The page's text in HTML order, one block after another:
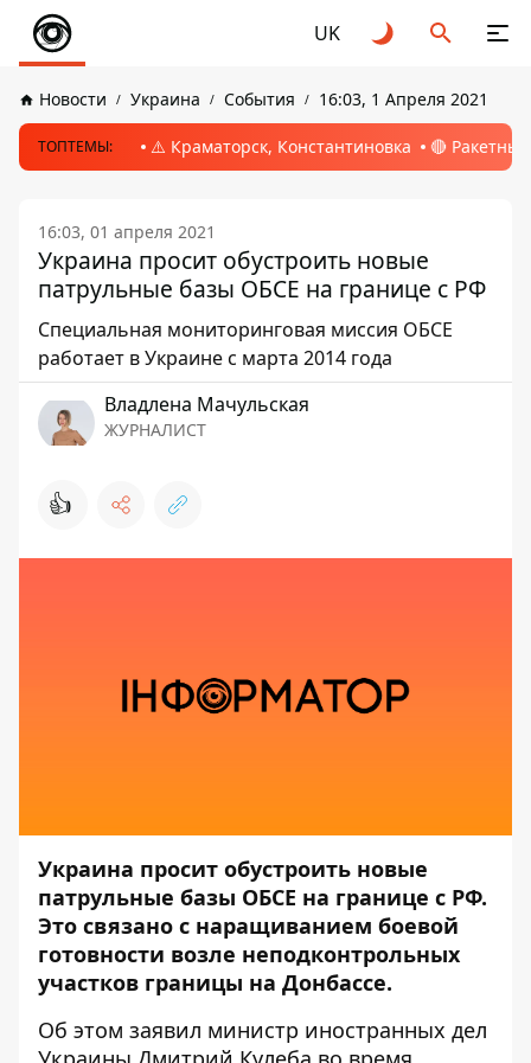
UK
Новости Украина События 16:03, 1 Апреля 2021
ТОПТЕМЫ: ⚠️ Краматорск, Константиновка 🔴
16:03, 01 апреля 2021
Украина просит обустроить новые
патрульные базы ОБСЕ на границе с РФ
Специальная мониторинговая миссия ОБСЕ
работает в Украине с марта 2014 года
Владлена Мачульская
ЖУРНАЛИСТ
👍
Украина просит обустроить новые
патрульные базы ОБСЕ на границе с РФ.
Это связано с наращиванием боевой
готовности возле неподконтрольных
участков границы на Донбассе.
Об этом заявил министр иностранных дел